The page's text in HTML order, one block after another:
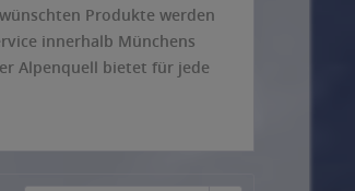
Produkte werden
innerhalb Münchens
Alpenquell bietet für jede